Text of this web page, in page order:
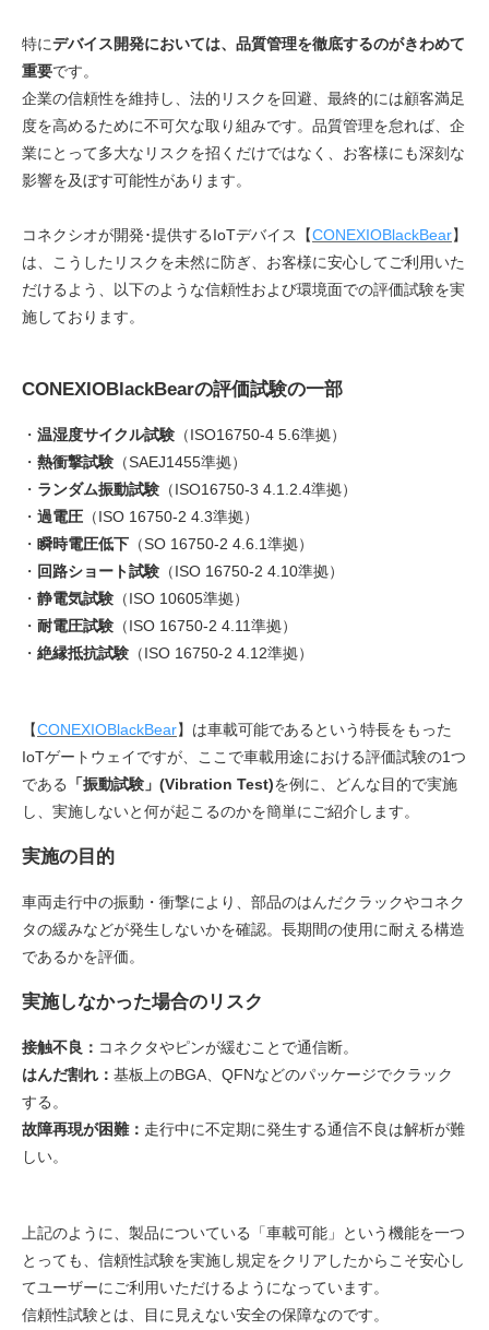
特にデバイス開発においては、品質管理を徹底するのがきわめて
重要です。
企業の信頼性を維持し、法的リスクを回避、最終的には顧客満足
度を高めるために不可欠な取り組みです。品質管理を怠れば、企
業にとって多大なリスクを招くだけではなく、お客様にも深刻な
影響を及ぼす可能性があります。
コネクシオが開発･提供するIoTデバイス【CONEXIOBlackBear】
は、こうしたリスクを未然に防ぎ、お客様に安心してご利用いた
だけるよう、以下のような信頼性および環境面での評価試験を実
施しております。
CONEXIOBlackBearの評価試験の一部
・ 温湿度サイクル試験 （ISO16750-4 5.6準拠）
・ 熱衝撃試験 （SAEJ1455準拠）
・ ランダム振動試験 （ISO16750-3 4.1.2.4準拠）
・ 過電圧 （ISO 16750-2 4.3準拠）
・ 瞬時電圧低下 （SO 16750-2 4.6.1準拠）
・ 回路ショート試験 （ISO 16750-2 4.10準拠）
・ 静電気試験 （ISO 10605準拠）
・ 耐電圧試験 （ISO 16750-2 4.11準拠）
・ 絶縁抵抗試験 （ISO 16750-2 4.12準拠）
【CONEXIOBlackBear】は車載可能であるという特長をもった
IoTゲートウェイですが、ここで車載用途における評価試験の1つ
である
「振動試験」(Vibration Test)を例に、どんな目的で実施
し、実施しないと何が起こるのかを簡単にご紹介します。
実施の目的
車両走行中の振動・衝撃により、部品のはんだクラックやコネク
タの緩みなどが発生しないかを確認。長期間の使用に耐える構造
であるかを評価。
実施しなかった場合のリスク
接触不良： コネクタやピンが緩むことで通信断。
はんだ割れ： 基板上のBGA、QFNなどのパッケージでクラック
する。
故障再現が困難： 走行中に不定期に発生する通信不良は解析が難
しい。
上記のように、製品についている「車載可能」という機能を一つ
とっても、信頼性試験を実施し規定をクリアしたからこそ安心し
てユーザーにご利用いただけるようになっています。
信頼性試験とは、目に見えない安全の保障なのです。